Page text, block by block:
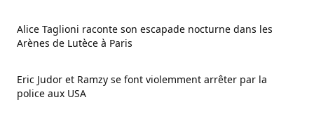
Alice Taglioni raconte son escapade nocturne dans les
Arènes de Lutèce à Paris
Eric Judor et Ramzy se font violemment arrêter par la
police aux USA